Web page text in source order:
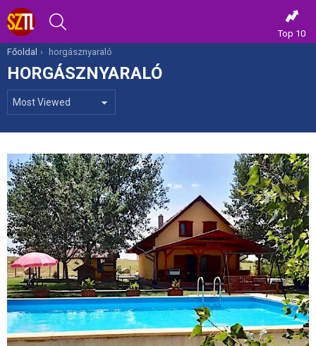
Top 10
Itt vagy most:
Főoldal horgásznyaraló
HORGÁSZNYARALÓ
MOST
VIEWED